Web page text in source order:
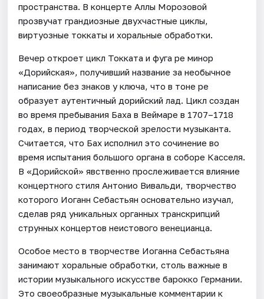
пространства. В концерте Аллы Морозовой
прозвучат грандиозные двухчастные циклы,
виртуозные токкаты и хоральные обработки.
Вечер откроет цикл Токката и фуга ре минор
«Дорийская», получивший название за необычное
написание без знаков у ключа, что в тоне ре
образует аутентичный дорийский лад. Цикл создан
во время пребывания Баха в Веймаре в 1707–1718
годах, в период творческой зрелости музыканта.
Считается, что Бах исполнил это сочинение во
время испытания большого органа в соборе Касселя.
В «Дорийской» явственно прослеживается влияние
концертного стиля Антонио Вивальди, творчество
которого Иоганн Себастьян основательно изучал,
сделав ряд уникальных органных транскрипций
струнных концертов неистового венецианца.
Особое место в творчестве Иоганна Себастьяна
занимают хоральные обработки, столь важные в
истории музыкального искусстве барокко Германии.
Это своеобразные музыкальные комментарии к